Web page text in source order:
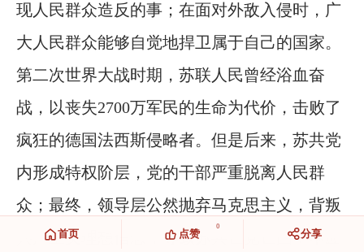
现人民群众造反的事；在面对外敌入侵时，广
大人民群众能够自觉地捍卫属于自己的国家。
第二次世界大战时期，苏联人民曾经浴血奋
战，以丧失2700万军民的生命为代价，击败了
疯狂的德国法西斯侵略者。但是后来，苏共党
内形成特权阶层，党的干部严重脱离人民群
众；最终，领导层公然抛弃马克思主义，背叛
共产主义理想信念，导致苏共亡党亡国，本应
首页
0
点赞 分享